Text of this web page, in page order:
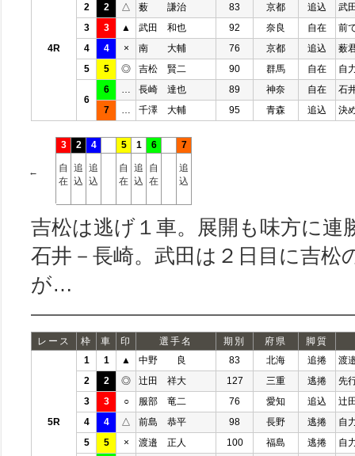
4R
2
2 △ 薮 謙治 83 京都 追込
武
3
3 ▲ 武田 和也 92 奈良 自在
前
4
4 × 南 大輔 76 京都 追込
薮
5
5 ◎ 吉松 賢二 90 群馬 自在 自
6
6 長崎 達也 89 神奈 自在
石
7
千澤 大輔 95 青森 追込 決
←
3
自
在
2
追
込
4
追
込
5
自
在
1
追
込
6
自
在
7
追
込
吉松は逃げ１車。展開も味方に連
石井－長崎。武田は２日目に吉松
が…
レース 枠 車 印 選手名 期別 府県 脚質
5R
1 1 ▲ 中野 良 83 北海 追捲
渡
2
2 ◎ 辻田 祥大 127 三重 逃捲
先
3
3 ○ 服部 竜二 76 愛知 追込
辻
4
4 △ 前島 恭平 98 長野 逃捲
自
5
5 × 渡邉 正人 100 福島 逃捲 自